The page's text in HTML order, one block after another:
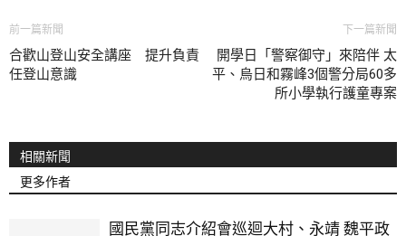
前一篇新聞
合歡山登山安全講座 提升負責
任登山意識
下一篇新聞
開學日「警察御守」來陪伴 太
平、烏日和霧峰3個警分局60多
所小學執行護童專案
相關新聞
更多作者
國民黨同志介紹會巡迴大村、永靖 魏平政